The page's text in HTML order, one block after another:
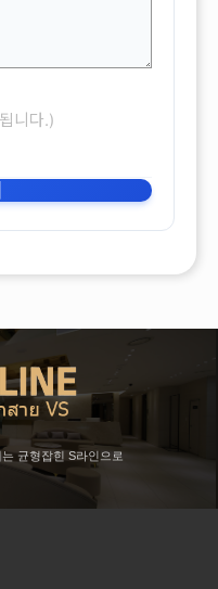
니다.)
균형잡힌 S라인으로